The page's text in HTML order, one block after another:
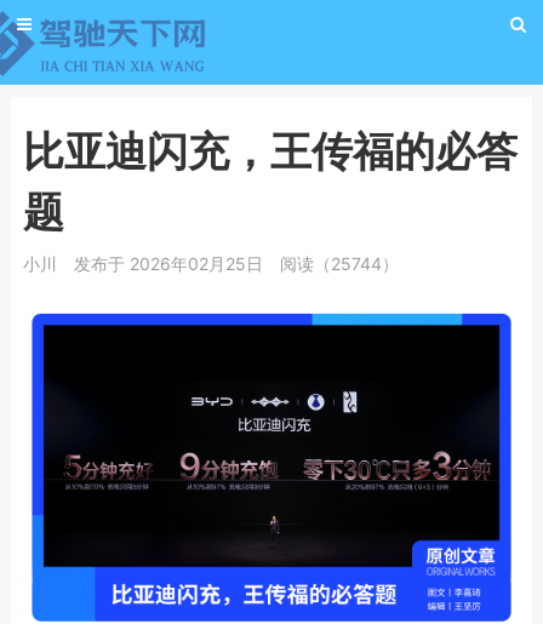
比亚迪闪充，王传福的必答
题
小川 发布于 2026年02月25日 阅读（25744）